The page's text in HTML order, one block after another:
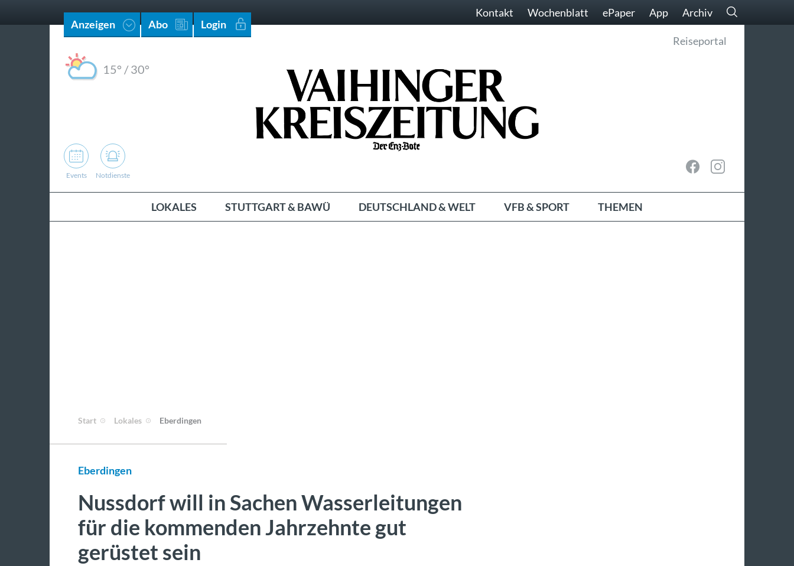
Anzeigen Abo Login
Kontakt Wochenblatt ePaper App Archiv
15° /30°
Reiseportal
Events Notdienste
LOKALES STUTTGART & BAWÜ DEUTSCHLAND & WELT VFB & SPORT THEMEN
Start Lokales Eberdingen
Eberdingen
Nussdorf will in Sachen Wasserleitungen
für die kommenden Jahrzehnte gut
gerüstet sein